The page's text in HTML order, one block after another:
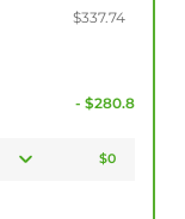
$337.74
- $280.8
$0